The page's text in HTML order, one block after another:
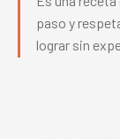
paso y
lograr sin